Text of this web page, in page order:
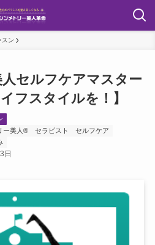
スン
人セルフケアマスター
フスタイルを！】
ー美人® セラピスト
セルフケア
日